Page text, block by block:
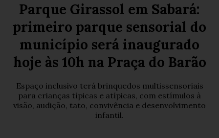
Parque Girassol em Sabará:
primeiro parque sensorial do
município será inaugurado
hoje às 10h na Praça do Barão
Espaço inclusivo terá brinquedos multissensoriais
para crianças típicas e atípicas, com estímulos à
visão, audição, tato, convivência e desenvolvimento
infantil.